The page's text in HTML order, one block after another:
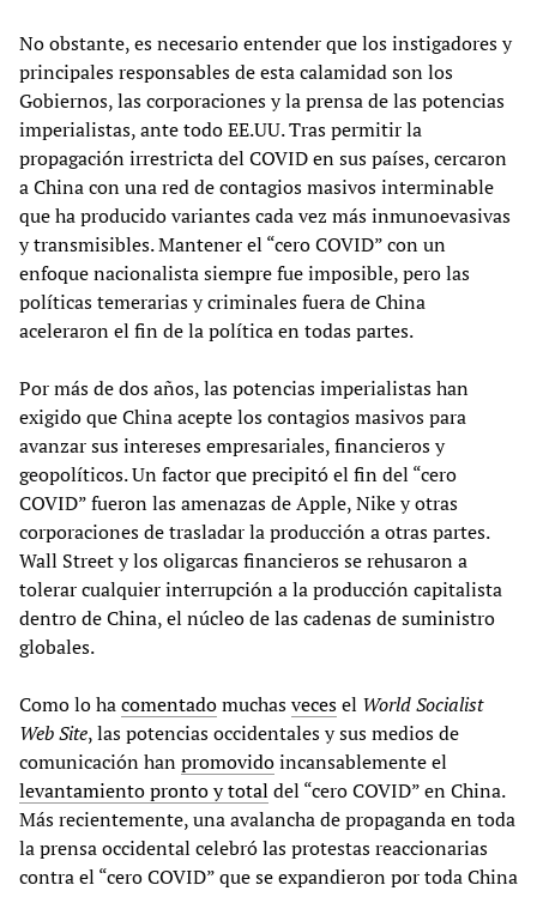
No obstante, es necesario entender que los instigadores y
principales responsables de esta calamidad son los
Gobiernos, las corporaciones y la prensa de las potencias
imperialistas, ante todo EE.UU. Tras permitir la
propagación irrestricta del COVID en sus países, cercaron
a China con una red de contagios masivos interminable
que ha producido variantes cada vez más inmunoevasivas
y transmisibles. Mantener el “cero COVID” con un
enfoque nacionalista siempre fue imposible, pero las
políticas temerarias y criminales fuera de China
aceleraron el fin de la política en todas partes.
Por más de dos años, las potencias imperialistas han
exigido que China acepte los contagios masivos para
avanzar sus intereses empresariales, financieros y
geopolíticos. Un factor que precipitó el fin del “cero
COVID” fueron las amenazas de Apple, Nike y otras
corporaciones de trasladar la producción a otras partes.
Wall Street y los oligarcas financieros se rehusaron a
tolerar cualquier interrupción a la producción capitalista
dentro de China, el núcleo de las cadenas de suministro
globales.
Como lo hacomentadomuchasvecesel World Socialist
Web Site, las potencias occidentales y sus medios de
comunicación hanpromovidoincansablemente el
levantamiento pronto y total del “cero COVID” en China.
Más recientemente, una avalancha de propaganda en toda
la prensa occidental celebró las protestas reaccionarias
contra el “cero COVID” que se expandieron por toda China